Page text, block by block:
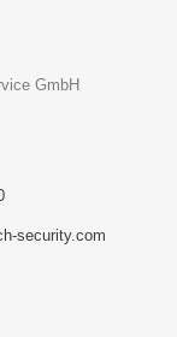
GmbH
security.com